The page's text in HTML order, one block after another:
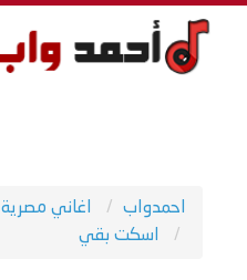
احمدواب اغاني مصرية
اسكت بقي